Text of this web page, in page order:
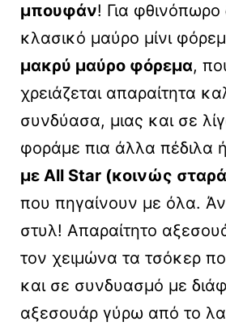
μπουφάν! Για φθινόπωρο
κλασικό μαύρο μίνι
μακρύ μαύρο φόρεμα,
χρειάζεται απαραίτητα
συνδύασα, μιας και σε
φοράμε πια άλλα πέδιλα
με All Star (κοινώς
που πηγαίνουν με όλα.
στυλ! Απαραίτητο
τον χειμώνα τα τσόκερ
και σε συνδυασμό με
αξεσουάρ γύρω από το